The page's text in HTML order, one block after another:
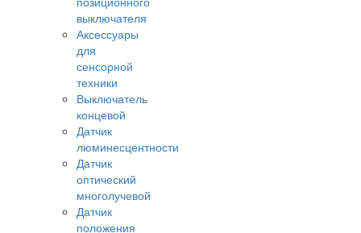
выключателя
Аксессуары
для
сенсорной
техники
Выключатель
концевой
Датчик
люминесцентности
Датчик
оптический
многолучевой
Датчик
положения